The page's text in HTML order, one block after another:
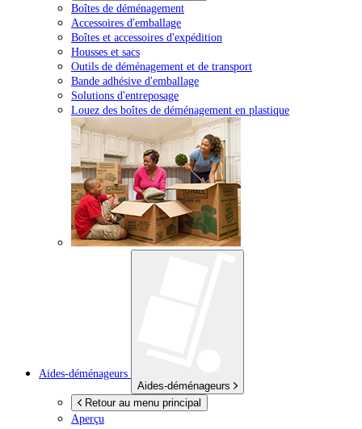
Boîtes de déménagement
Accessoires d'emballage
Boîtes et accessoires d'expédition
Housses et sacs
Outils de déménagement et de transport
Bande adhésive d'emballage
Solutions d'entreposage
Louez des boîtes de déménagement en plastique
Aides-déménageurs
Aides-déménageurs
Retour au menu principal
Aperçu